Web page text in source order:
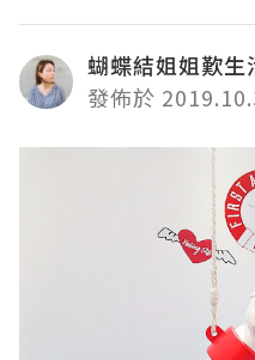
蝴蝶結姐姐歎生
發佈於